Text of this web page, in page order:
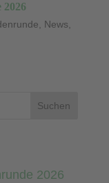
2026
News
2026